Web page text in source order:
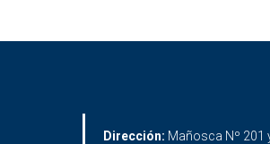
Dirección: Mañosca Nº 201